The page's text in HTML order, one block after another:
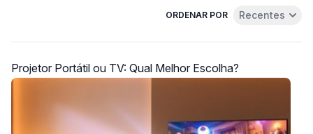
ORDENAR POR Abrir menu de
Recentes
Projetor Portátil ou TV: Qual Melhor Escolha?